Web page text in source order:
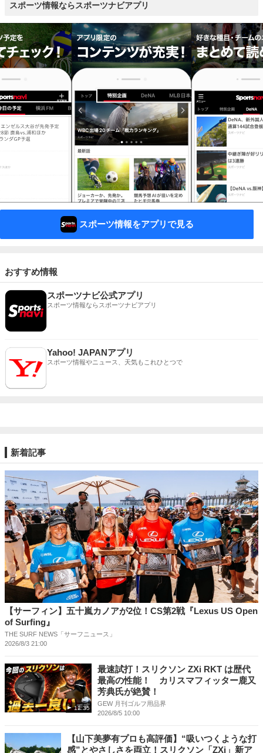
スポーツ情報ならスポーツナビアプリ
スポーツ情報をアプリで見る
おすすめ情報
スポーツナビ公式アプリ
スポーツ情報ならスポーツナビアプリ
Yahoo! JAPANアプリ
スポーツ情報やニュース、天気もこれひとつで
新着記事
【サーフィン】五十嵐カノアが2位！CS第2戦『Lexus US Open
of Surfing』
THE SURF NEWS「サーフニュース」
2026/8/3 21:00
12:35
最速試打！スリクソン ZXi RKT は歴代
最高の性能！ カリスマフィッター鹿又
芳典氏が絶賛！
GEW 月刊ゴルフ用品界
2026/8/5 10:00
【山下美夢有プロも高評価】“吸いつくような打
感”とやさしさを両立！スリクソン「ZXi」新ア